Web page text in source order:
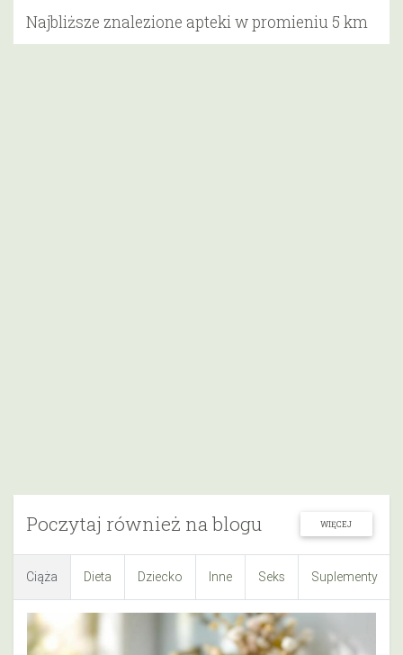
Poczytaj również na blogu WIĘCEJ
Ciąża Dieta Dziecko Inne Seks Suplementy
Najbliższe znalezione apteki w promieniu 5 km